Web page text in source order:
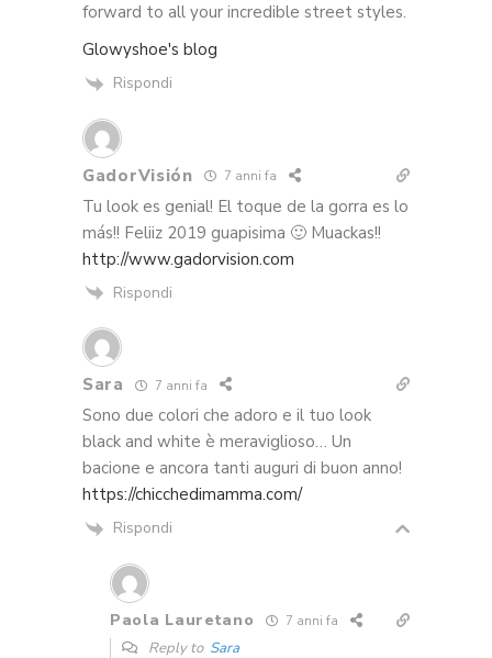
forward to all your incredible street styles.
Glowyshoe's blog
Rispondi
GadorVisión 7 anni fa
Tu look es genial! El toque de la gorra es lo
más!! Feliiz 2019 guapisima 🙂 Muackas!!
http://www.gadorvision.com
Rispondi
Sara 7 anni fa
Sono due colori che adoro e il tuo look
black and white è meraviglioso… Un
bacione e ancora tanti auguri di buon anno!
https://chicchedimamma.com/
Rispondi
Paola Lauretano 7 anni fa
Reply to Sara